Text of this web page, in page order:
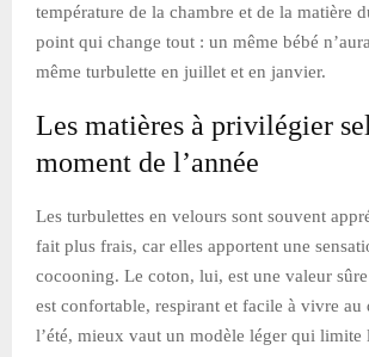
température de la chambre et de la matière
point qui change tout : un même bébé
même turbulette en juillet et en janvier.
Les matières à privilégier
moment de l’année
Les turbulettes en velours sont souvent
fait plus frais, car elles apportent une
cocooning. Le coton, lui, est une valeur
est confortable, respirant et facile à vivre au
l’été, mieux vaut un modèle léger qui limite